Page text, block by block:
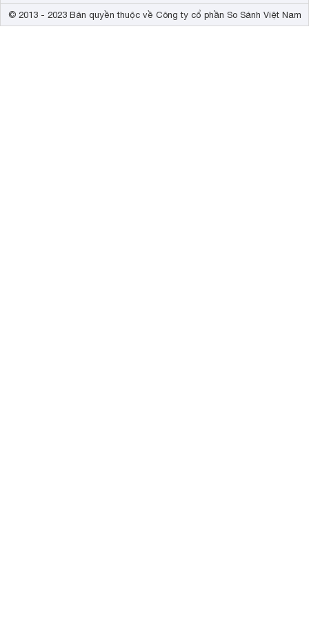
© 2013 - 2023 Bản quyền thuộc về Công ty cổ phần So Sánh Việt Nam